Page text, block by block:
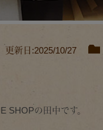
更新日:2025/10/27
SHOPの田中です。